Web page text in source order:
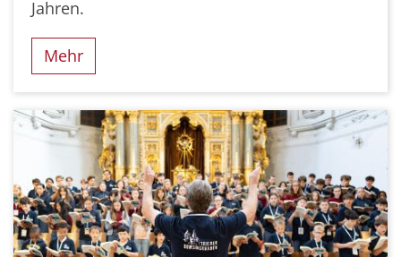
Jahren.
Mehr